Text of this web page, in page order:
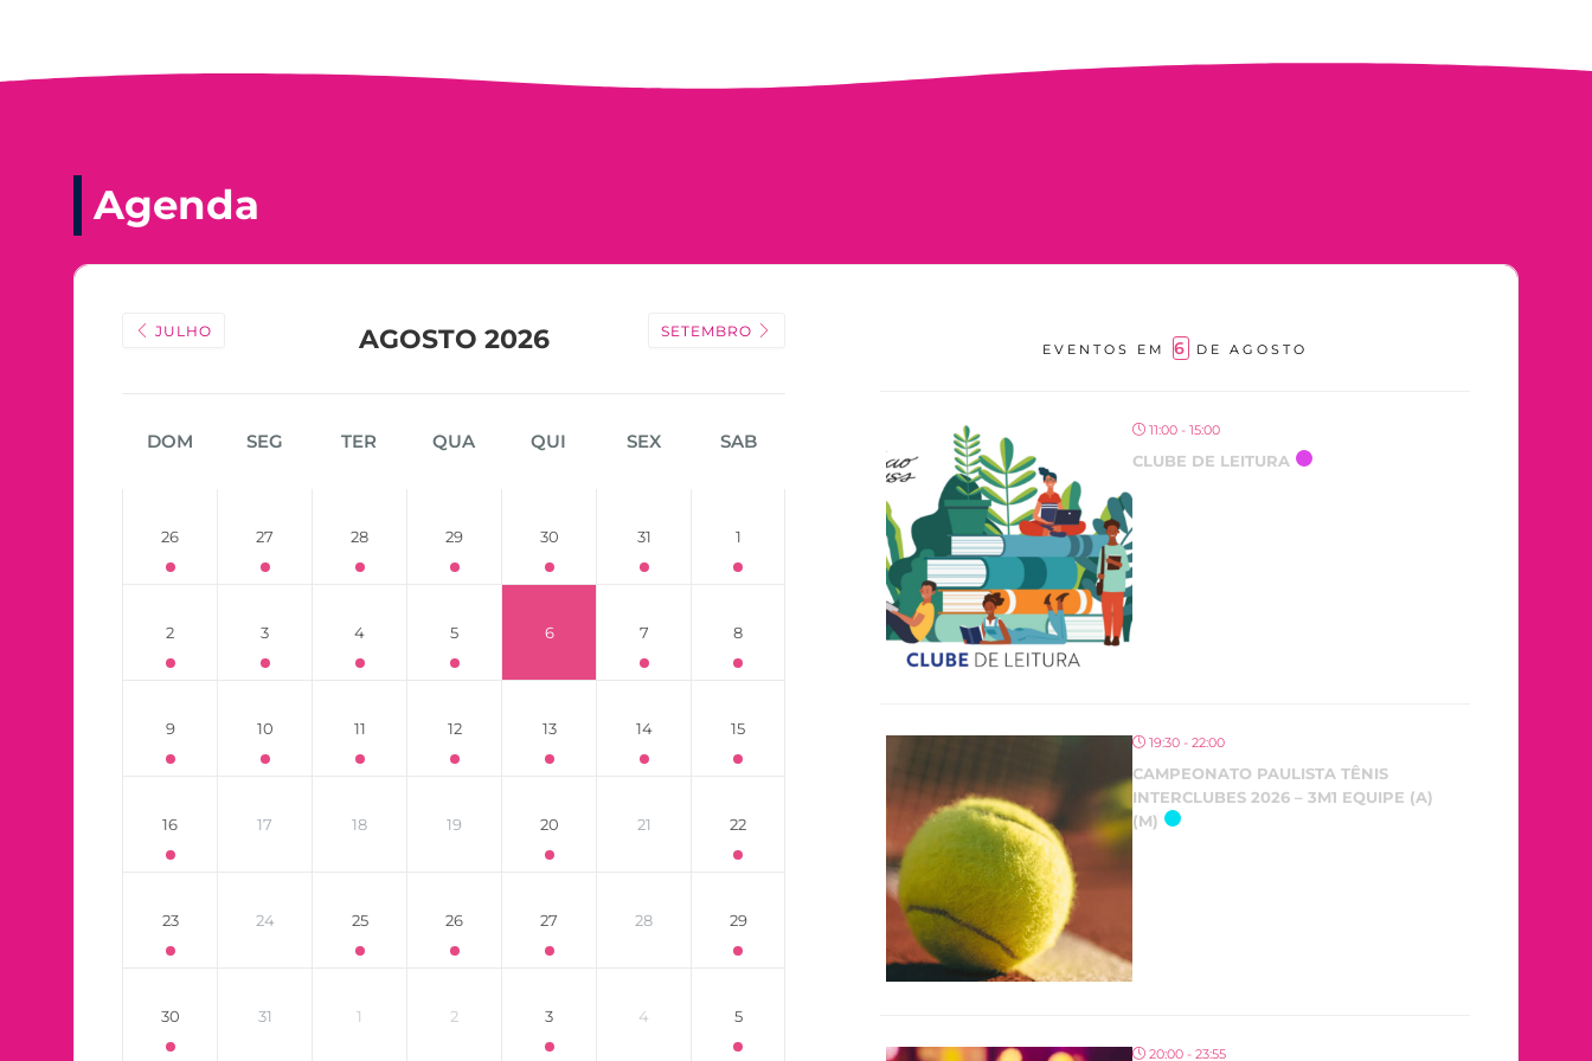
Agenda
JULHO AGOSTO 2026 SETEMBRO
DOM SEG TER QUA QUI SEX SAB
26 27 28 29 30 31 1
2 3 4 5 6 7 8
9 10 11 12 13 14 15
16 17 18 19 20 21 22
23 24 25 26 27 28 29
30 31 1 2 3 4 5
EVENTOS EM 6 DE AGOSTO
11:00 - 15:00
CLUBE DE LEITURA
19:30 - 22:00
CAMPEONATO PAULISTA TÊNIS
INTERCLUBES 2026 – 3M1 EQUIPE (A)
(M)
20:00 - 23:55